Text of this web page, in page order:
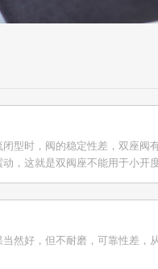
型时，阀的稳定性差，双座阀
，这就是双阀座不能用于小开
然好，但不耐磨，可靠性差，